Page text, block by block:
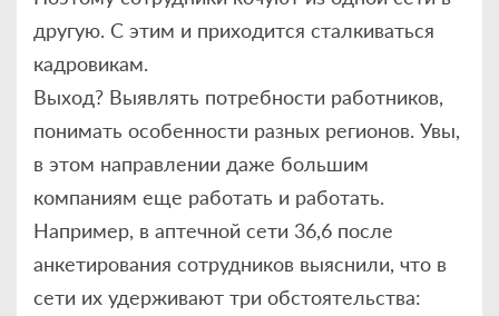
другую. С этим и приходится сталкиваться
кадровикам.
Выход? Выявлять потребности работников,
понимать особенности разных регионов. Увы,
в этом направлении даже большим
компаниям еще работать и работать.
Например, в аптечной сети 36,6 после
анкетирования сотрудников выяснили, что в
сети их удерживают три обстоятельства: